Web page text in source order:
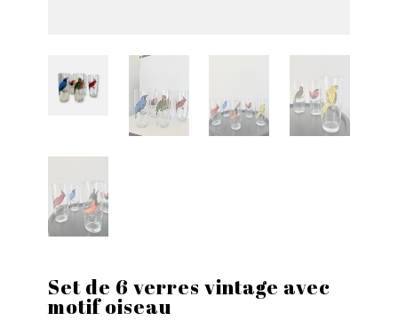
Set de 6 verres vintage avec
motif oiseau